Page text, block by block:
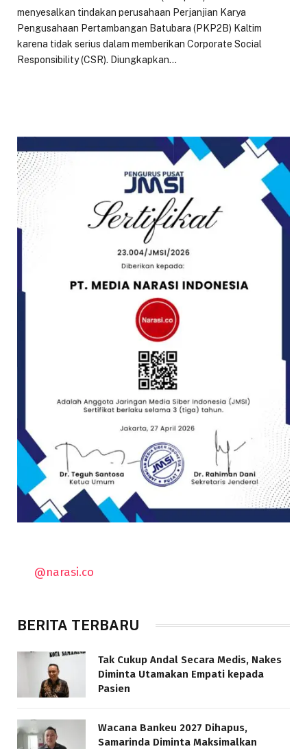
menyesalkan tindakan perusahaan Perjanjian Karya
Pengusahaan Pertambangan Batubara (PKP2B) Kaltim
karena tidak serius dalam memberikan Corporate Social
Responsibility (CSR). Diungkapkan…
@narasi.co
BERITA TERBARU
Tak Cukup Andal Secara Medis, Nakes
Diminta Utamakan Empati kepada
Pasien
Wacana Bankeu 2027 Dihapus,
Samarinda Diminta Maksimalkan